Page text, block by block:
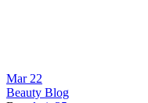
Mar 22
Beauty Blog